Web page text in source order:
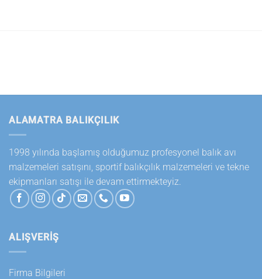
ALAMATRA BALIKÇILIK
1998 yılında başlamış olduğumuz profesyonel balık avı
malzemeleri satışını, sportif balıkçılık malzemeleri ve tekne
ekipmanları satışı ile devam ettirmekteyiz.
ALIŞVERİŞ
Firma Bilgileri